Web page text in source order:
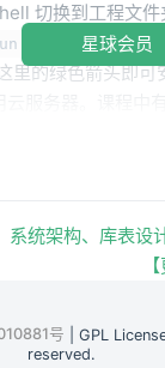
切换到工程文件
up -d
里的绿色箭头即可
星球会员
系统架构、库表设
号 | GPL
reserved.